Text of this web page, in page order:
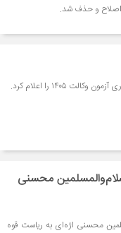
اصلاح و حذف شد.
را اعلام کرد.
محسنی
محسنی اژه‌ای به ریاست قوه